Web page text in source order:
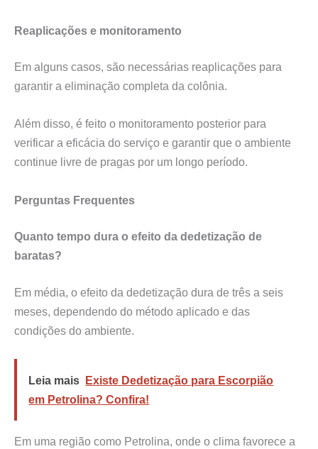
Reaplicações e monitoramento
Em alguns casos, são necessárias reaplicações para
garantir a eliminação completa da colônia.
Além disso, é feito o monitoramento posterior para
verificar a eficácia do serviço e garantir que o ambiente
continue livre de pragas por um longo período.
Perguntas Frequentes
Quanto tempo dura o efeito da dedetização de
baratas?
Em média, o efeito da dedetização dura de três a seis
meses, dependendo do método aplicado e das
condições do ambiente.
Leia mais
Existe Dedetização para Escorpião
em Petrolina? Confira!
Em uma região como Petrolina, onde o clima favorece a